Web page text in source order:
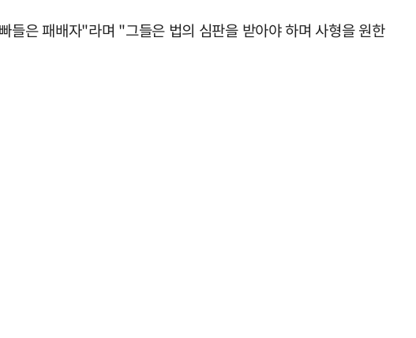
들은 패배자"라며 "그들은 법의 심판을 받아야 하며 사형을 원한